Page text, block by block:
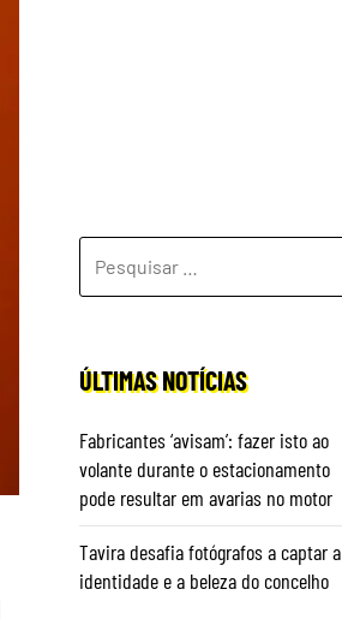
POR:
ÚLTIMAS NOTÍCIAS
Fabricantes ‘avisam’: fazer isto ao
volante durante o estacionamento
pode resultar em avarias no motor
Tavira desafia fotógrafos a captar a
identidade e a beleza do concelho